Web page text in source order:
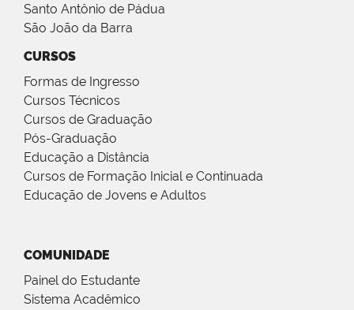
Santo Antônio de Pádua
São João da Barra
CURSOS
Formas de Ingresso
Cursos Técnicos
Cursos de Graduação
Pós-Graduação
Educação a Distância
Cursos de Formação Inicial e Continuada
Educação de Jovens e Adultos
COMUNIDADE
Painel do Estudante
Sistema Acadêmico